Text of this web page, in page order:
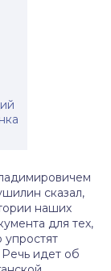
сказал,
наших
для тех,
упростят
идет об